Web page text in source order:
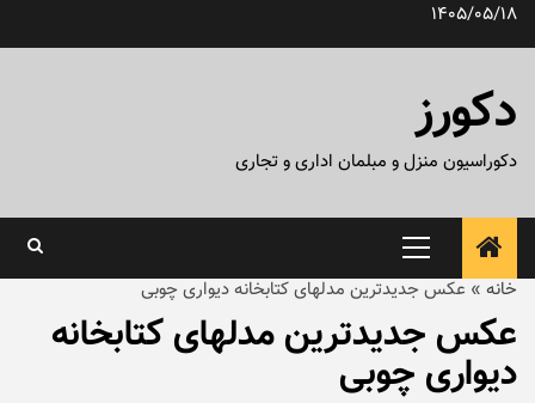
پرش1405/05/18
دکورز
دکوراسیون منزل و مبلمان اداری و تجاری
منوی
اصلی
خانه » عکس جدیدترین مدلهای کتابخانه دیواری چوبی
عکس جدیدترین مدلهای کتابخانه
دیواری چوبی